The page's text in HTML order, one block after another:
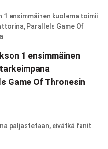
1 ensimmäinen
Game Of Thronesin